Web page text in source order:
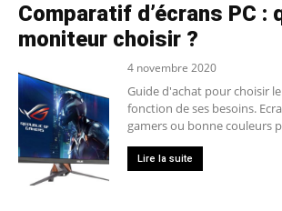
Comparatif d’écrans PC :
moniteur choisir ?
4 novembre 2020
Guide d'achat pour choisir
fonction de ses besoins.
gamers ou bonne couleurs
Lire la suite